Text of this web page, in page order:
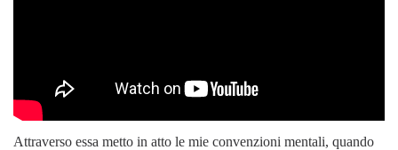
Attraverso essa metto in atto le mie convenzioni mentali, quando